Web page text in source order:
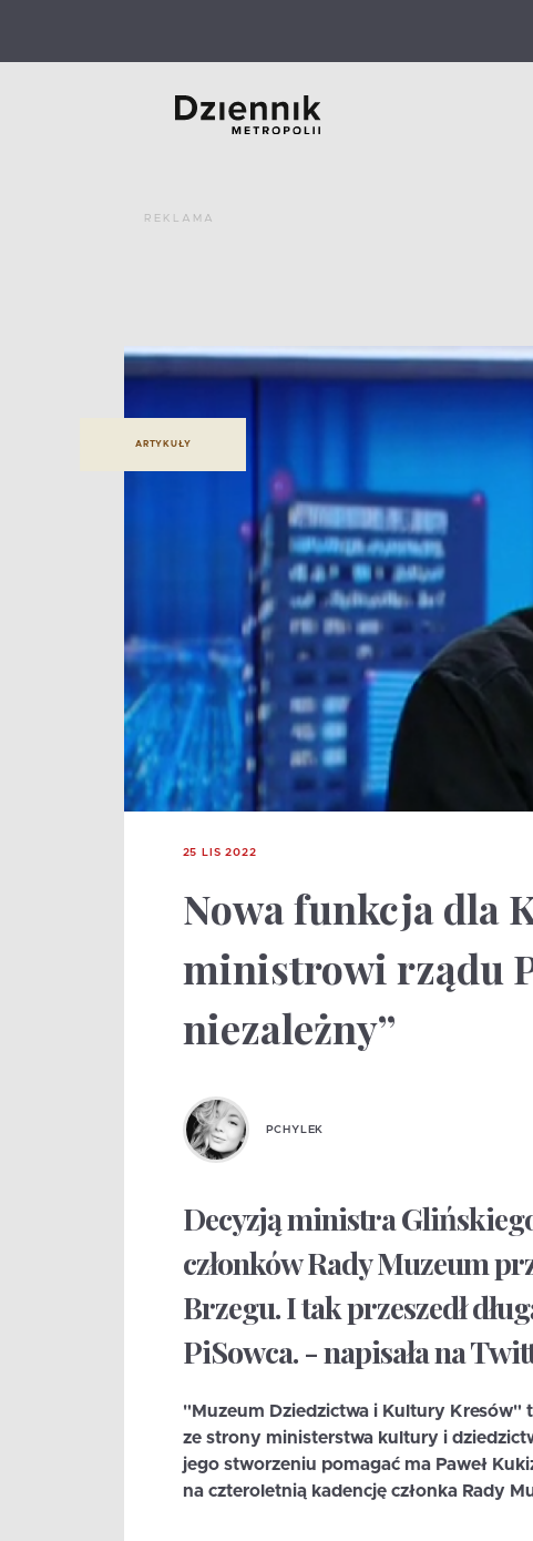
REKLAMA
ARTYKUŁY
25 LIS 2022
Nowa funkcja dla
ministrowi rządu
niezależny”
PCHYLEK
Decyzją ministra
członków Rady Muzeum
Brzegu. I tak przeszedł
PiSowca. - napisała na
"Muzeum Dziedzictwa i Kultury Kresów"
ze strony ministerstwa kultury i
jego stworzeniu pomagać ma Paweł
na czteroletnią kadencję członka Rady